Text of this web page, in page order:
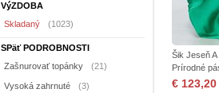
VýZDOBA
Skladaný
(1023)
SPäť PODROBNOSTI
Zašnurovať topánky
(21)
Vysoká zahrnuté (3)
Šik Jeseň
Prírodné
€ 123,20